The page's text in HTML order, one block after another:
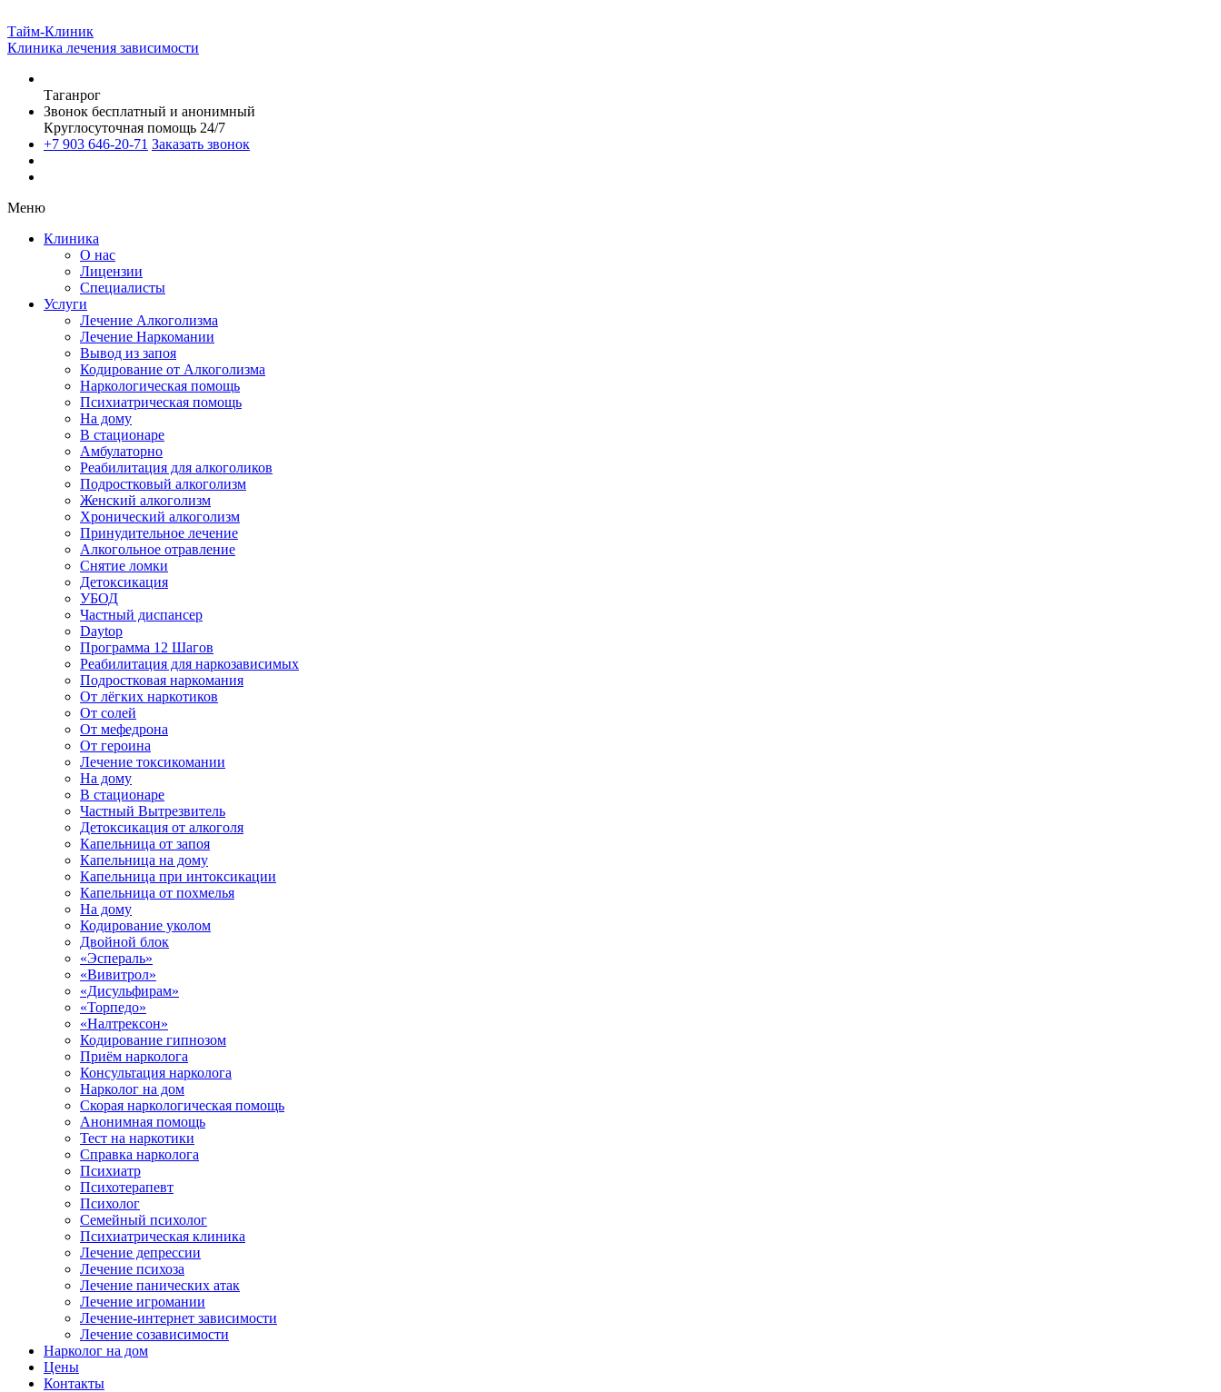
Тайм-Клиник
Клиника лечения зависимости
Таганрог
Звонок бесплатный и анонимный
Круглосуточная помощь 24/7
+7 903 646-20-71 Заказать звонок
Меню
Клиника
О нас
Лицензии
Специалисты
Услуги
Лечение Алкоголизма
Лечение Наркомании
Вывод из запоя
Кодирование от Алкоголизма
Наркологическая помощь
Психиатрическая помощь
На дому
В стационаре
Амбулаторно
Реабилитация для алкоголиков
Подростковый алкоголизм
Женский алкоголизм
Хронический алкоголизм
Принудительное лечение
Алкогольное отравление
Снятие ломки
Детоксикация
УБОД
Частный диспансер
Daytop
Программа 12 Шагов
Реабилитация для наркозависимых
Подростковая наркомания
От лёгких наркотиков
От солей
От мефедрона
От героина
Лечение токсикомании
На дому
В стационаре
Частный Вытрезвитель
Детоксикация от алкоголя
Капельница от запоя
Капельница на дому
Капельница при интоксикации
Капельница от похмелья
На дому
Кодирование уколом
Двойной блок
«Эспераль»
«Вивитрол»
«Дисульфирам»
«Торпедо»
«Налтрексон»
Кодирование гипнозом
Приём нарколога
Консультация нарколога
Нарколог на дом
Скорая наркологическая помощь
Анонимная помощь
Тест на наркотики
Справка нарколога
Психиатр
Психотерапевт
Психолог
Семейный психолог
Психиатрическая клиника
Лечение депрессии
Лечение психоза
Лечение панических атак
Лечение игромании
Лечение-интернет зависимости
Лечение созависимости
Нарколог на дом
Цены
Контакты